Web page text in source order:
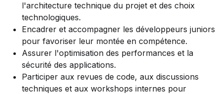
l'architecture technique du projet et des choix
technologiques.
Encadrer et accompagner les développeurs juniors
pour favoriser leur montée en compétence.
Assurer l'optimisation des performances et la
sécurité des applications.
Participer aux revues de code, aux discussions
techniques et aux workshops internes pour